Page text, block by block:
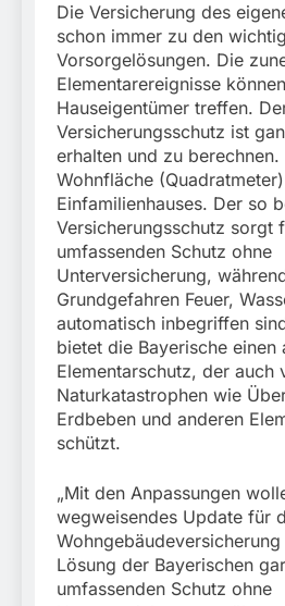
Die Versicherung des
schon immer zu den
Vorsorgelösungen. Die
Elementarereignisse
Hauseigentümer treffen.
Versicherungsschutz ist
erhalten und zu
Wohnfläche
Einfamilienhauses. Der so
Versicherungsschutz sorgt
umfassenden Schutz ohne
Unterversicherung,
Grundgefahren Feuer,
automatisch inbegriffen
bietet die Bayerische einen
Elementarschutz, der auch
Naturkatastrophen wie
Erdbeben und anderen
schützt.
„Mit den Anpassungen
wegweisendes Update für
Lösung der Bayerischen
umfassenden Schutz ohne